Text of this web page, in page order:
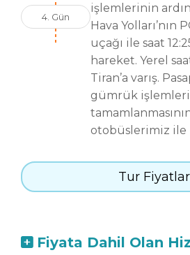
4. Gün
işlemlerinin
Hava Yolları’nın
uçağı ile saat
hareket. Yerel
Tiran’a varış.
gümrük
otobüslerimiz ile
ediyoruz.
Varışımızın
Tur
Fiyata Dahil Olan